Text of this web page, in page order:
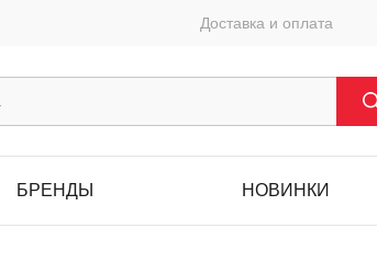
Доставка и оплата
БРЕНДЫ НОВИНКИ